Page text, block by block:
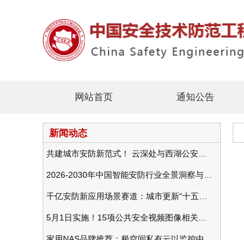
网站首页 通知公告
新闻动态